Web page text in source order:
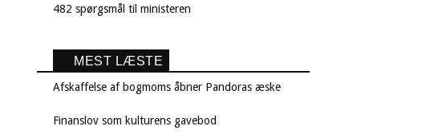
482 spørgsmål til ministeren
MEST LÆSTE
Afskaffelse af bogmoms åbner Pandoras æske
Finanslov som kulturens gavebod